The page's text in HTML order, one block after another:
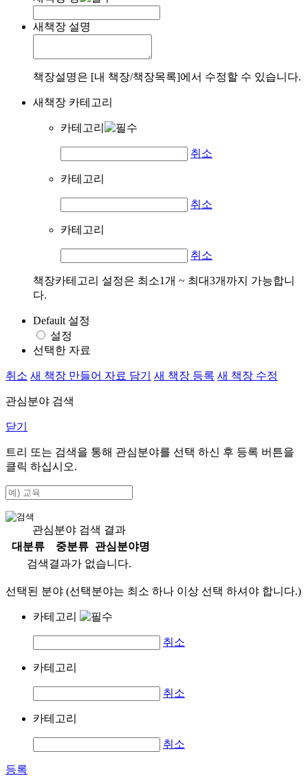
새책장 설명
책장설명은 [내 책장/책장목록]에서 수정할 수 있습니다.
새책장 카테고리
카테고리
취소
카테고리
취소
카테고리
취소
책장카테고리 설정은 최소1개 ~ 최대3개까지 가능합니
다.
Default 설정
설정
선택한 자료
취소 새 책장 만들어 자료 담기 새 책장 등록 새 책장 수정
관심분야 검색
닫기
트리 또는 검색을 통해 관심분야를 선택 하신 후 등록 버튼을
클릭 하십시오.
관심분야 검색 결과
대분류
중분류
관심분야명
검색결과가 없습니다.
선택된 분야 (선택분야는 최소 하나 이상 선택 하셔야 합니다.)
카테고리
취소
카테고리
취소
카테고리
취소
등록